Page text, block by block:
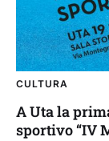
CULTURA
A Uta la
sportivo “IV